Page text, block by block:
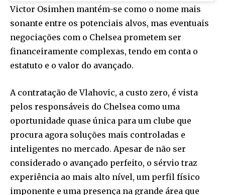
Victor Osimhen mantém-se como o nome mais
sonante entre os potenciais alvos, mas eventuais
negociações com o Chelsea prometem ser
financeiramente complexas, tendo em conta o
estatuto e o valor do avançado.
A contratação de Vlahovic, a custo zero, é vista
pelos responsáveis do Chelsea como uma
oportunidade quase única para um clube que
procura agora soluções mais controladas e
inteligentes no mercado. Apesar de não ser
considerado o avançado perfeito, o sérvio traz
experiência ao mais alto nível, um perfil físico
imponente e uma presença na grande área que